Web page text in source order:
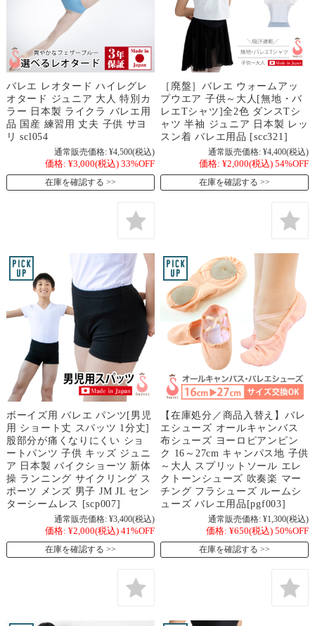
バレエ レオタード ハイレグレ
オタード ジュニア 大人 特別カ
ラー 日本製 ライクラ バレエ用
品 国産 練習用 丈夫 子供 サヨ
リ scl054
通常販売価格: ¥4,500(税込)
価格: ¥3,000(税込) 33%OFF
在庫を確認する
［廃盤］バレエ ウォームアッ
プウエア 子供～大人[無地・バ
レエTシャツ]全2色 ダンスTシ
ャツ 半袖 ジュニア 日本製 レッ
スン着 バレエ用品 [scc321]
通常販売価格: ¥4,400(税込)
価格: ¥2,000(税込) 54%OFF
在庫を確認する
ボーイズ用 バレエ パンツ[男児
用 ショート丈 スパッツ 1分丈]
股部分が痛くなりにくい ショ
ートパンツ 子供 キッズ ジュニ
ア 日本製 バイクショーツ 新体
操 ランニング サイクリング ス
ポーツ メンズ 男子 JM JL セン
ターシームレス [scp007]
通常販売価格: ¥3,400(税込)
価格: ¥2,000(税込) 41%OFF
在庫を確認する
【在庫処分／商品入替え】バレ
エシューズ オールキャンバス
布シューズ ヨーロピアンピン
ク 16～27cm キャンパス地 子供
～大人 スプリットソール エレ
クトーンシューズ 吹奏楽 マー
チング フラシューズ ルームシ
ューズ バレエ用品[pgf003]
通常販売価格: ¥1,300(税込)
価格: ¥650(税込) 50%OFF
在庫を確認する